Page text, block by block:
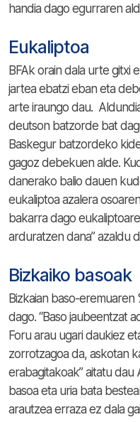
handia dago egurraren
Eukaliptoa
BFAk orain dala urte gitxi
jartea ebatzi eban eta
arte iraungo dau.
deutson batzorde bat
Baskegur batzordeko
gagoz debekuen alde.
danerako balio dauen
eukaliptoa azalera
bakarra dago
arduratzen dana” azaldu
Bizkaiko basoak
Bizkaian baso-
dago. “Baso jaubeentzat
Foru arau ugari daukiez
zorrotzagoa da, askotan
erabagitakoak” aitatu dau
basoa eta uria bata
arautzea erraza ez dala